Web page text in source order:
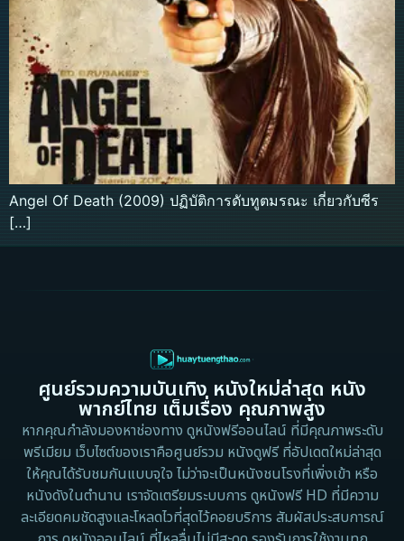
Angel Of Death (2009) ปฏิบัติการดับทูตมรณะ เกี่ยวกับซีร
[…]
ศูนย์รวมความบันเทิง หนังใหม่ล่าสุด หนัง
พากย์ไทย เต็มเรื่อง คุณภาพสูง
หากคุณกำลังมองหาช่องทาง ดูหนังฟรีออนไลน์ ที่มีคุณภาพระดับ
พรีเมียม เว็บไซต์ของเราคือศูนย์รวม หนังดูฟรี ที่อัปเดตใหม่ล่าสุด
ให้คุณได้รับชมกันแบบจุใจ ไม่ว่าจะเป็นหนังชนโรงที่เพิ่งเข้า หรือ
หนังดังในตำนาน เราจัดเตรียมระบบการ ดูหนังฟรี HD ที่มีความ
ละเอียดคมชัดสูงและโหลดไวที่สุดไว้คอยบริการ สัมผัสประสบการณ์